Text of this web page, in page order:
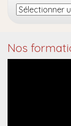
Archives
Nos